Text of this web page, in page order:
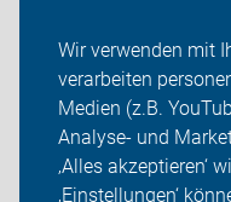
Wir verwenden mit
verarbeiten
Medien (z.B.
Analyse- und
‚Alles akzeptieren‘
‚Einstellungen‘
ADFC Lüdinghausen
Sei dabei
Presse